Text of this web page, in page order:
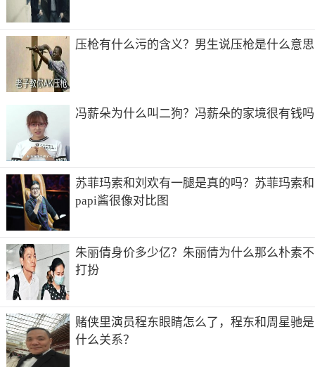
一般来说，工厂大门口不可以朝西南方向，这个方位主要决
定着工厂的内部团结情况。如果门口朝向西南，则有可能造
成工厂管理的缺口，工人和管理者之间发生争执、老员工离
职，而且还有可能发生工伤、劳动纠纷等问题。
朝向正西方风水会比较好，因为这个方位是桃花位，很容易
利。
压枪有什么污的含义？男生说压枪是什么意思
冯薪朵为什么叫二狗？冯薪朵的家境很有钱吗
苏菲玛索和刘欢有一腿是真的吗？苏菲玛索和
papi酱很像对比图
朱丽倩身价多少亿？朱丽倩为什么那么朴素不
打扮
赌侠里演员程东眼睛怎么了，程东和周星驰是
什么关系？